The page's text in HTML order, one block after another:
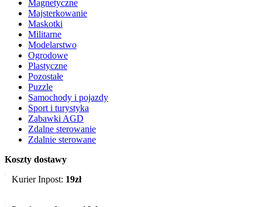
Magnetyczne
Majsterkowanie
Maskotki
Militarne
Modelarstwo
Ogrodowe
Plastyczne
Pozostałe
Puzzle
Samochody i pojazdy
Sport i turystyka
Zabawki AGD
Zdalne sterowanie
Zdalnie sterowane
Koszty dostawy
Kurier Inpost: 19zł